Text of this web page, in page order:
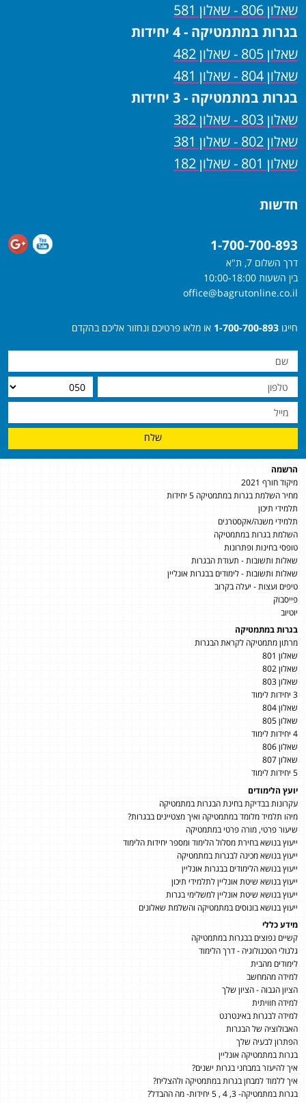
שאלון 806 - שאלון 581
בגרות במתמטיקה - 4 יחידות
שאלון 805 - שאלון 482
שאלון 804 - שאלון 481
בגרות במתמטיקה - 3 יחידות
שאלון 803 - שאלון 382
שאלון 802 - שאלון 381
שאלון 801 - שאלון 182
חדשות
1-700-700-893
דרך השלום 7, ת"א
בין השעות 10:00-18:00
office@bagrutonline.co.il
חייגו 1-700-700-893 או מלאו פרטיכם ונחזור אליכם בהקדם
שלח
הרשמה
מיקוד חורף 2021
מחיר השלמת בגרות במתמטיקה 5 יחידות
תלמידי תיכון
תלמידי משנה/אקסטרנים
השלמת בגרות במתמטיקה
טופסי בחינות ופתרונות
שאלות ותשובות - תעודת הבגרות
שאלות ותשובות - לימודים בבגרות אונליין
טיפים ועצות - יעלה בקרוב
פייסבוק
יוטיוב
בגרות במתמטיקה
מרתון מתמטיקה לקראת הבגרות
שאלון 801
שאלון 802
שאלון 803
3 יחידות לימוד
שאלון 804
שאלון 805
4 יחידות לימוד
שאלון 806
שאלון 807
5 יחידות לימוד
יועץ הלימודים
עקרונות בבדיקת בחינת הבגרות במתמטיקה
מיהו תלמיד מלומד במתמטיקה ואיך מצטיינים בבגרות?
שיעור פרטי, מורה פרטי במתמטיקה
ייעוץ בנושא בחירת מסלול הלימוד ומספר יחידות הלימוד
ייעוץ בנושא מכינה לבגרות במתמטיקה
ייעוץ בנושא הלימודים בבגרות אונליין
ייעוץ בנושא שיטת אונליין לתלמידי תיכון
ייעוץ בנושא שיטת אונליין למשלימי בגרות
ייעוץ בנושא בונוסים במתמטיקה והשלמת שאלונים
מידע כללי
קשיים נפוצים בבגרות במתמטיקה
גלגולי הטכנולוגיה - דרך הלימוד
לימודים מהבית
למידה מהמחשב
הציון הגבוה - הציון שלך
למידה חוויתית
למידה לבגרות באינטרנט
האבולוציה של הבגרות
הפתרון לבעיה שלך
בגרות במתמטיקה אונליין
איך להיעזר במבחני בגרות ישנים?
איך ללמוד למבחן בגרות במתמטיקה ולהצליח?
בגרות במתמטיקה- 3, 4 , 5 יחידות- מה ההבדל?